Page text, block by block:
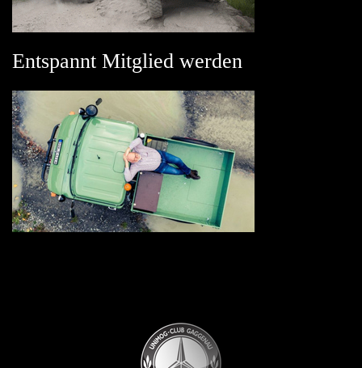
Entspannt Mitglied werden